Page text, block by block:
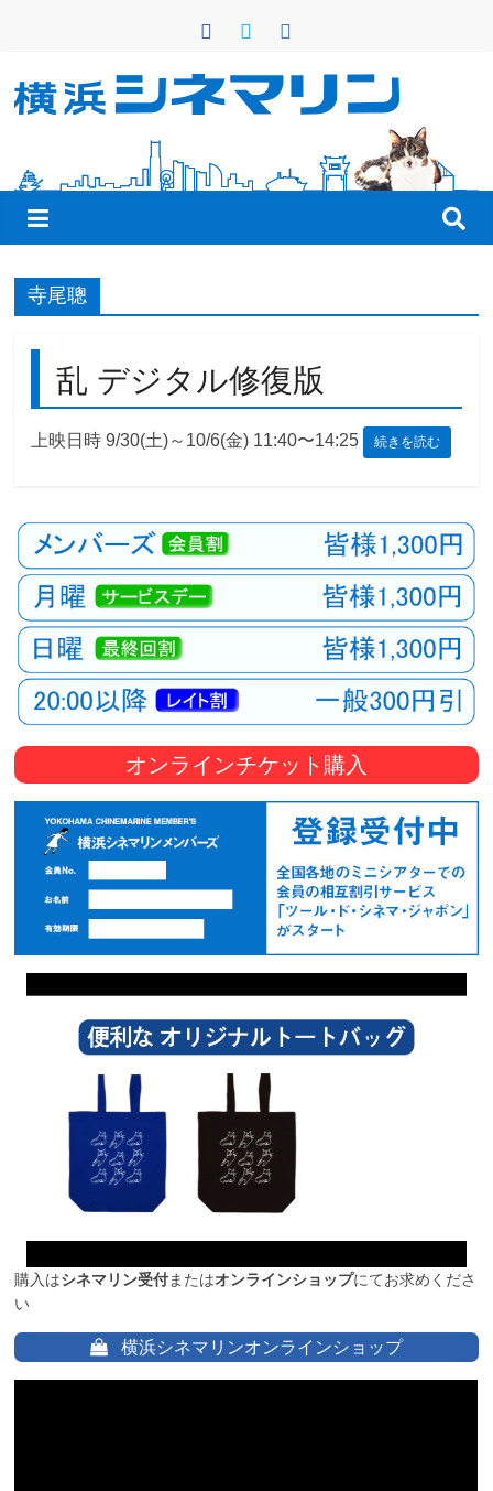
ン
横
浜
シ
ネ
マ
リ
観
た
い
映
画
は
こ
の
街
で
寺尾聰
乱 デジタル修復版
上映日時 9/30(土)～10/6(金) 11:40〜14:25 続きを読む
オンラインチケット購入
購入はシネマリン受付またはオンラインショップにてお求めくださ
い
横浜シネマリンオンラインショップ